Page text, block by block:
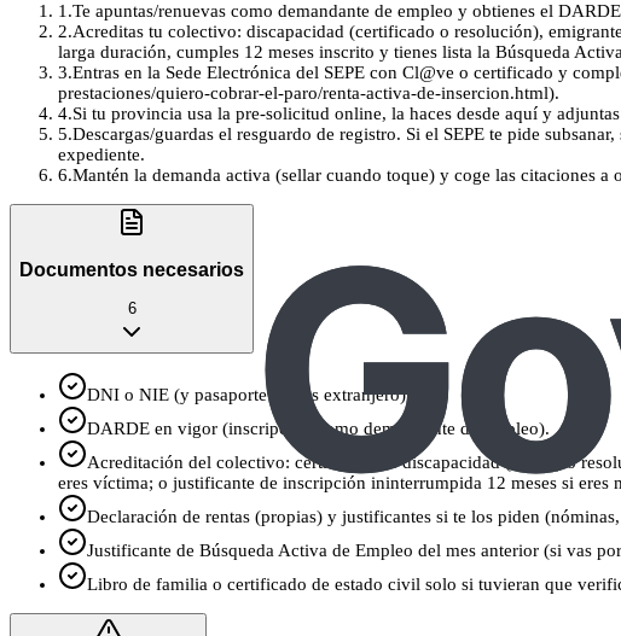
1 .Te apuntas/renuevas como demandante de empleo y obtienes el
2.Acreditas tu colectivo: discapacidad (certificado o resolución),
larga duración, cumples 12 meses inscrito y tienes lista la Búsqueda
3.Entras en la Sede Electrónica del SEPE con Cl@ve o certificado y
prestaciones/quiero-cobrar-el-paro/renta-activa-de-insercion.html).
4.Si tu provincia usa la pre-solicitud online, la haces desde aquí y
5.Descargas/guardas el resguardo de registro. Si el SEPE te pide
expediente.
6.Mantén la demanda activa (sellar cuando toque) y coge las citaciones
Documentos necesarios
6
DNI o NIE (y pasaporte si eres extranjero).
DARDE en vigor (inscripción como demandante de empleo).
Acreditación del colectivo: certificado de discapacidad (≥33%) o
eres víctima; o justificante de inscripción ininterrumpida 12 meses si eres
Declaración de rentas (propias) y justificantes si te los piden
Justificante de Búsqueda Activa de Empleo del mes anterior (si vas
Libro de familia o certificado de estado civil solo si tuvieran que